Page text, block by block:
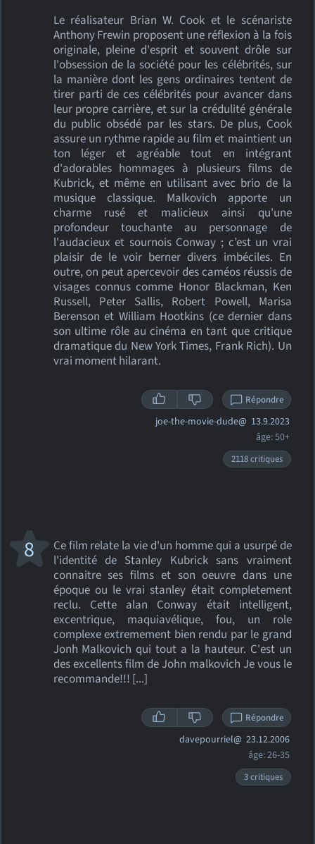
Le réalisateur Brian W. Cook et le scénariste
Anthony Frewin proposent une réflexion à la fois
originale, pleine d'esprit et souvent drôle sur
l'obsession de la société pour les célébrités, sur
la manière dont les gens ordinaires tentent de
tirer parti de ces célébrités pour avancer dans
leur propre carrière, et sur la crédulité générale
du public obsédé par les stars. De plus, Cook
assure un rythme rapide au film et maintient un
ton léger et agréable tout en intégrant
d'adorables hommages à plusieurs films de
Kubrick, et même en utilisant avec brio de la
musique classique. Malkovich apporte un
charme rusé et malicieux ainsi qu'une
profondeur touchante au personnage de
l'audacieux et sournois Conway ; c’est un vrai
plaisir de le voir berner divers imbéciles. En
outre, on peut apercevoir des caméos réussis de
visages connus comme Honor Blackman, Ken
Russell, Peter Sallis, Robert Powell, Marisa
Berenson et William Hootkins (ce dernier dans
son ultime rôle au cinéma en tant que critique
dramatique du New York Times, Frank Rich). Un
vrai moment hilarant.
Répondre
joe-the-movie-dude@ 13.9.2023
âge: 50+
2118 critiques
Ce film relate la vie d'un homme qui a usurpé de
l'identité de Stanley Kubrick sans vraiment
connaitre ses films et son oeuvre dans une
époque ou le vrai stanley était completement
reclu. Cette alan Conway était intelligent,
excentrique, maquiavélique, fou, un role
complexe extremement bien rendu par le grand
Jonh Malkovich qui tout a la hauteur. C'est un
des excellents film de John malkovich Je vous le
recommande!!! [...]
8
Répondre
davepourriel@ 23.12.2006
âge: 26-35
3 critiques